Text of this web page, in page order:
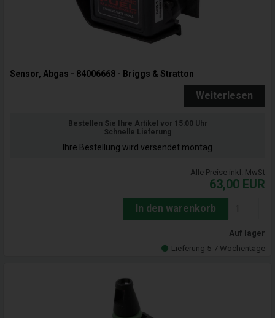
Sensor, Abgas - 84006668 - Briggs & Stratton
Weiterlesen
Bestellen Sie Ihre Artikel vor 15:00 Uhr
Schnelle Lieferung
Ihre Bestellung wird versendet montag
Alle Preise inkl. MwSt
63,00 EUR
In den warenkorb
Auf lager
Lieferung 5-7 Wochentage